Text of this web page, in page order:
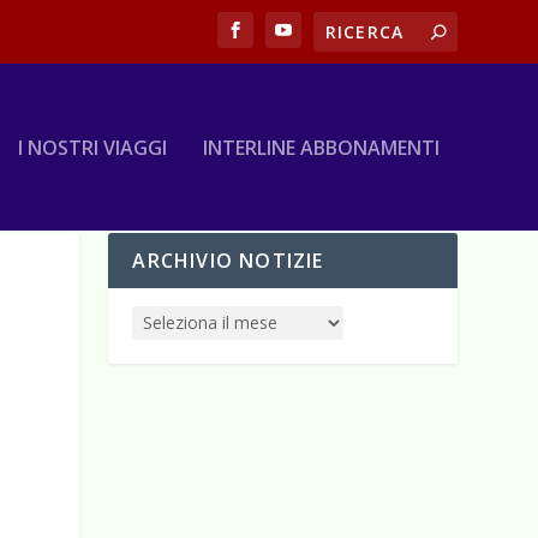
I NOSTRI VIAGGI INTERLINE ABBONAMENTI
ARCHIVIO NOTIZIE